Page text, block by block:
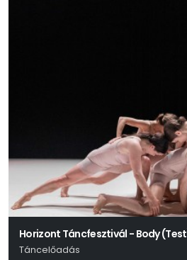
Horizont Táncfesztivál - Body
Táncelőadás